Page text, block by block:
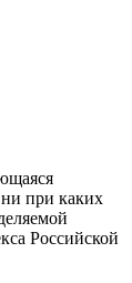
при каких
Российской